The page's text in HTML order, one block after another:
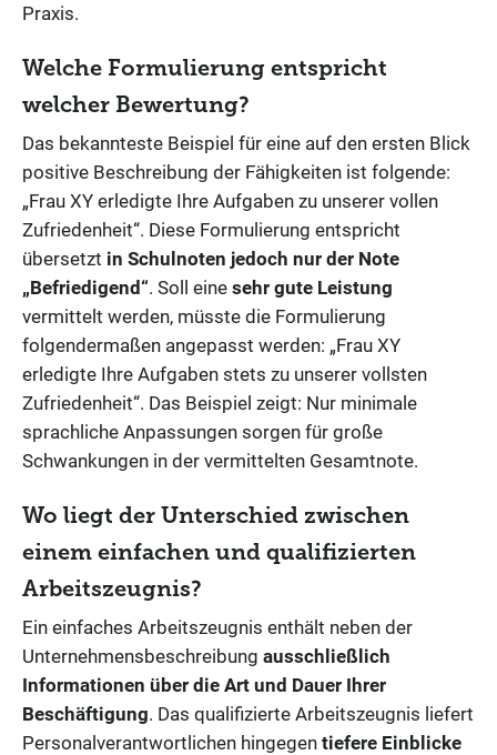
Praxis.
Welche Formulierung entspricht
welcher Bewertung?
Das bekannteste Beispiel für eine auf den ersten Blick
positive Beschreibung der Fähigkeiten ist folgende:
„Frau XY erledigte Ihre Aufgaben zu unserer vollen
Zufriedenheit“. Diese Formulierung entspricht
übersetzt in Schulnoten jedoch nur der Note
„Befriedigend“. Soll eine sehr gute Leistung
vermittelt werden, müsste die Formulierung
folgendermaßen angepasst werden: „Frau XY
erledigte Ihre Aufgaben stets zu unserer vollsten
Zufriedenheit“. Das Beispiel zeigt: Nur minimale
sprachliche Anpassungen sorgen für große
Schwankungen in der vermittelten Gesamtnote.
Wo liegt der Unterschied zwischen
einem einfachen und qualifizierten
Arbeitszeugnis?
Ein einfaches Arbeitszeugnis enthält neben der
Unternehmensbeschreibung ausschließlich
Informationen über die Art und Dauer Ihrer
Beschäftigung. Das qualifizierte Arbeitszeugnis liefert
Personalverantwortlichen hingegen tiefere Einblicke